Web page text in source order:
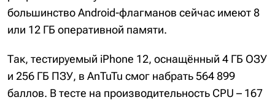
большинство Android-флагманов сейчас имеют 8
или 12 ГБ оперативной памяти.
Так, тестируемый iPhone 12, оснащённый 4 ГБ ОЗУ
и 256 ГБ ПЗУ, в AnTuTu смог набрать 564 899
баллов. В тесте на производительность CPU – 167